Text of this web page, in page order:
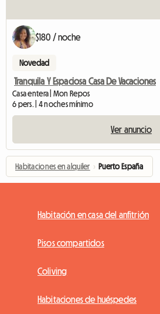
$180 / noche
Novedad
Tranquila Y Espaciosa Casa De Vacaciones
Casa entera | Mon Repos
6 pers. | 4 noches mínimo
Ver anuncio
Habitaciones en alquiler › Puerto España
Habitación en casa del anfitrión
Pisos compartidos
Coliving
Habitaciones de huéspedes